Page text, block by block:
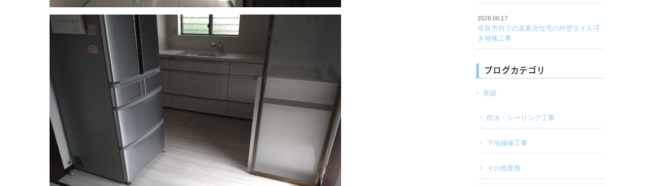
2026.06.17
奈良市内での某集合住宅の外壁タイル浮
き補修工事
ブログカテゴリ
実績
防水・シーリング工事
下地補修工事
その他業務